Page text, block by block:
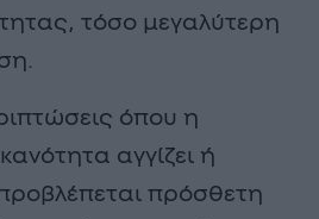
τόσο μεγαλύτερη
όπου η
αγγίζει ή
πρόσθετη